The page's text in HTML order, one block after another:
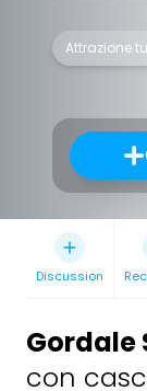
Attrazione
Discussion
Gordale
con